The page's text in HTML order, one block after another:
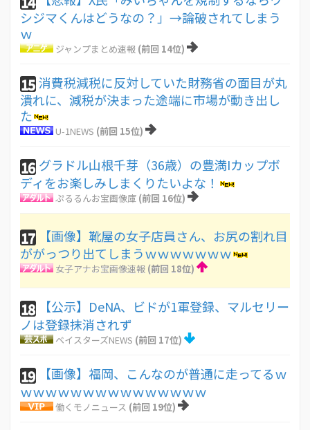
シジマくんはどうなの？」→論破されてしまう
ｗ
ジャンプまとめ速報 (前回 14位)
15消費税減税に反対していた財務省の面目が丸
潰れに、減税が決まった途端に市場が動き出し
た
U-1NEWS (前回 15位)
16 グラドル山根千芽（36歳）の豊満Iカップボ
ディをお楽しみしまくりたいよな！
ぷるるんお宝画像庫 (前回 16位)
17
【画像】靴屋の女子店員さん、お尻の割れ目
ががっつり出てしまうｗｗｗｗｗｗｗ
女子アナお宝画像速報 (前回 18位)
18
【公示】DeNA、ビドが1軍登録、マルセリー
ノは登録抹消されず
ベイスターズNEWS (前回 17位)
19
【画像】福岡、こんなのが普通に走ってるｗ
ｗｗｗｗｗｗｗｗｗｗｗｗｗｗｗ
働くモノニュース (前回 19位)